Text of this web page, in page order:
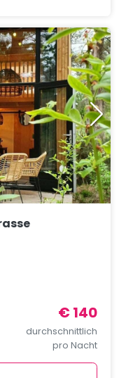
€ 140
durchschnittlich
pro Nacht